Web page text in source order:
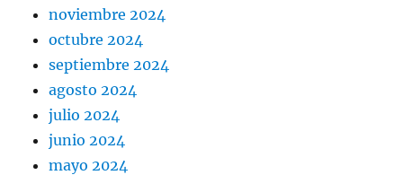
noviembre 2024
octubre 2024
septiembre 2024
agosto 2024
julio 2024
junio 2024
mayo 2024